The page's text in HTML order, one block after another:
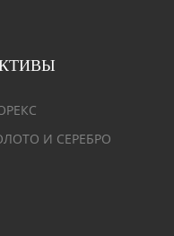
И СЕРЕБРО